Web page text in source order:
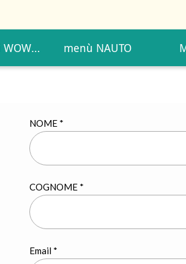
menù NAUTO
NOME *
COGNOME *
Email *